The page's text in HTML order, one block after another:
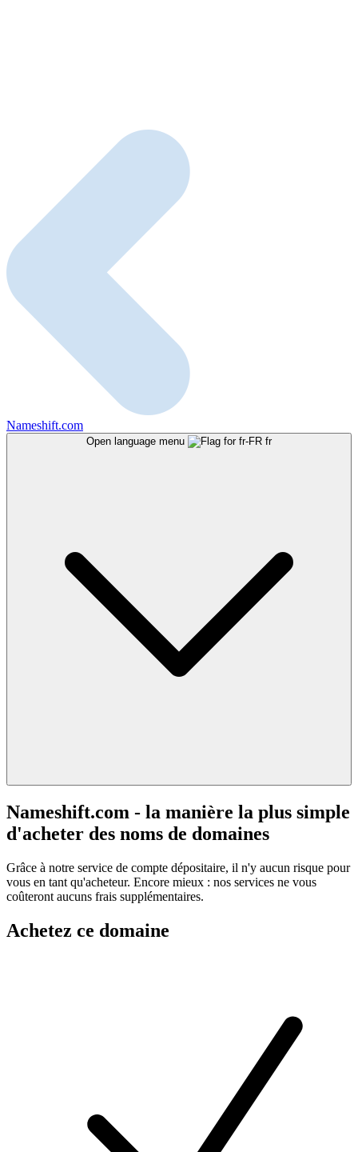
Nameshift.com
Open language menu fr
Nameshift.com - la manière la plus simple
d'acheter des noms de domaines
Grâce à notre service de compte dépositaire, il n'y aucun risque pour
vous en tant qu'acheteur. Encore mieux : nos services ne vous
coûteront aucuns frais supplémentaires.
Achetez ce domaine